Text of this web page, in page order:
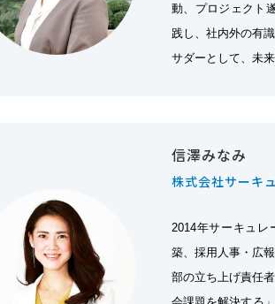
動、プロジェクト
践し、社内外の有
サダーとして、未
信澤みなみ
株式会社サーキ
2014年サーキュ
築、採用人事・広
部の立ち上げ責任